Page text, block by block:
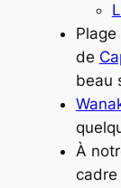
de
beau
À
cadre